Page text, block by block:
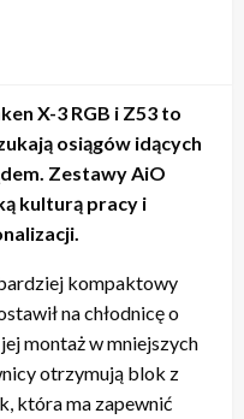
X-3 RGB i Z53 to
osiągów idących
Zestawy AiO
kulturą pracy i
kompaktowy
na chłodnicę o
montaż w mniejszych
otrzymują blok z
która ma zapewnić